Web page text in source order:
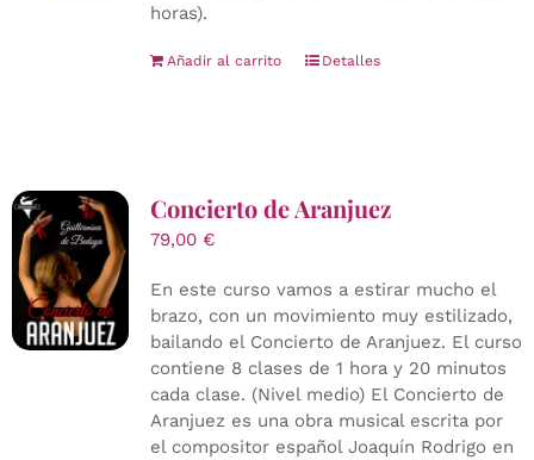
horas).
Añadir al carrito Detalles
Concierto de Aranjuez
79,00 €
En este curso vamos a estirar mucho el
brazo, con un movimiento muy estilizado,
bailando el Concierto de Aranjuez. El curso
contiene 8 clases de 1 hora y 20 minutos
cada clase. (Nivel medio) El Concierto de
Aranjuez es una obra musical escrita por
el compositor español Joaquín Rodrigo en